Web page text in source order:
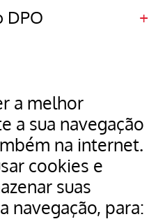
DPO
a melhor
a sua navegação
na internet.
cookies e
suas
navegação, para: